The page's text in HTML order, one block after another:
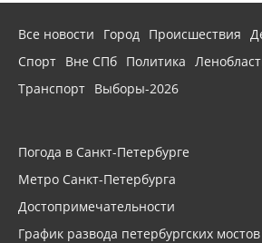
Все новости Город Происшествия
Спорт Вне СПб Политика
Транспорт Выборы-2026
Погода в Санкт-Петербурге
Метро Санкт-Петербурга
Достопримечательности
График развода петербургских мостов